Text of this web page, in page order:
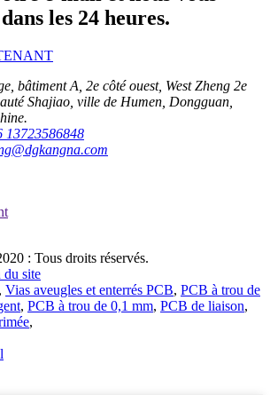
les 24 heures.
bâtiment A, 2e côté ouest, West Zheng 2e
Shajiao, ville de Humen, Dongguan,
13723586848
: Tous droits réservés.
du site
, Vias aveugles et enterrés PCB, PCB à trou de
, PCB à trou de 0,1 mm, PCB de liaison,
,